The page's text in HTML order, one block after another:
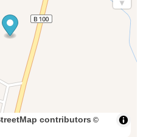
contributors ©